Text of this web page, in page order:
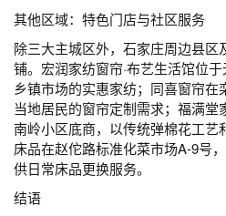
其他区域：特色门店与社区服务
除三大主城区外，石家庄周边县
铺。宏润家纺窗帘·布艺生活馆位
乡镇市场的实惠家纺；同喜窗帘
当地居民的窗帘定制需求；福满
南岭小区底商，以传统弹棉花工艺
床品在赵佗路标准化菜市场A-9号
供日常床品更换服务。
结语